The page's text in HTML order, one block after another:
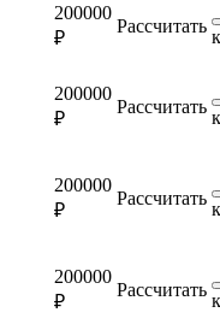
200000
₽
Рассчитать
200000
₽
Рассчитать
200000
₽
Рассчитать
200000
₽
Рассчитать